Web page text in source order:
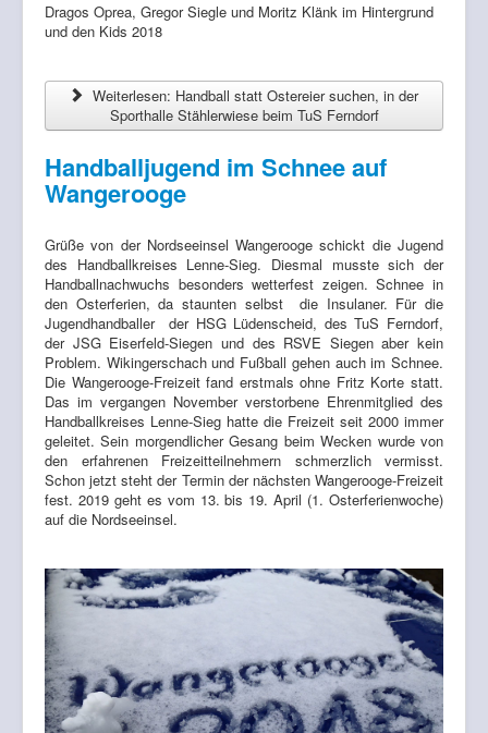
Dragos Oprea, Gregor Siegle und Moritz Klänk im Hintergrund
und den Kids 2018
Weiterlesen: Handball statt Ostereier suchen, in der
Sporthalle Stählerwiese beim TuS Ferndorf
Handballjugend im Schnee auf
Wangerooge
Grüße von der Nordseeinsel Wangerooge schickt die Jugend
des Handballkreises Lenne-Sieg. Diesmal musste sich der
Handballnachwuchs besonders wetterfest zeigen. Schnee in
den Osterferien, da staunten selbst die Insulaner. Für die
Jugendhandballer der HSG Lüdenscheid, des TuS Ferndorf,
der JSG Eiserfeld-Siegen und des RSVE Siegen aber kein
Problem. Wikingerschach und Fußball gehen auch im Schnee.
Die Wangerooge-Freizeit fand erstmals ohne Fritz Korte statt.
Das im vergangen November verstorbene Ehrenmitglied des
Handballkreises Lenne-Sieg hatte die Freizeit seit 2000 immer
geleitet. Sein morgendlicher Gesang beim Wecken wurde von
den erfahrenen Freizeitteilnehmern schmerzlich vermisst.
Schon jetzt steht der Termin der nächsten Wangerooge-Freizeit
fest. 2019 geht es vom 13. bis 19. April (1. Osterferienwoche)
auf die Nordseeinsel.